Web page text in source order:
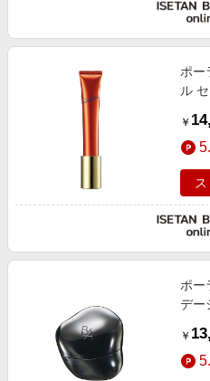
ポー
ル
￥
ポー
デー
￥